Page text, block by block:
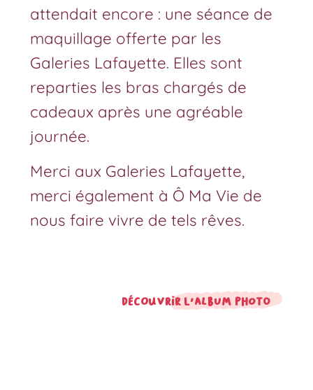
attendait encore : une séance de
maquillage offerte par les
Galeries Lafayette. Elles sont
reparties les bras chargés de
cadeaux après une agréable
journée.
Merci aux Galeries Lafayette,
merci également à Ô Ma Vie de
nous faire vivre de tels rêves.
Découvrir l'album photo